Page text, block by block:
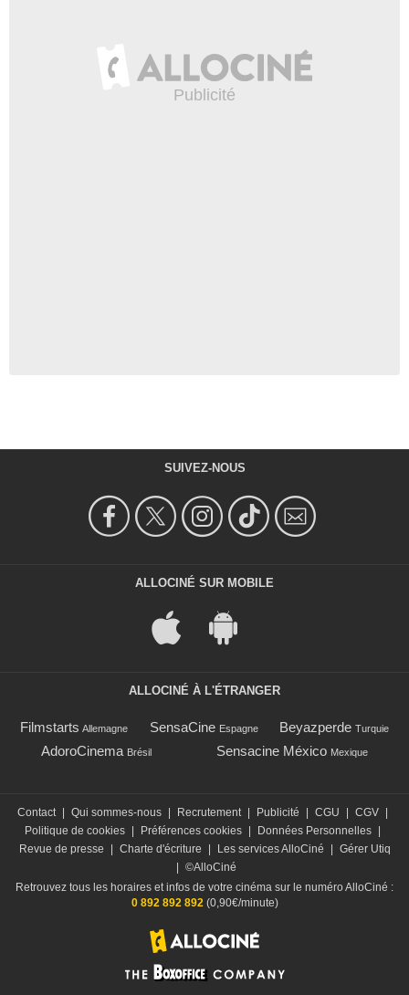
SUIVEZ-NOUS
ALLOCINÉ SUR MOBILE
ALLOCINÉ À L'ÉTRANGER
Filmstarts Allemagne SensaCine Espagne Beyazperde Turquie
AdoroCinema Brésil Sensacine México Mexique
Contact Qui sommes-nous Recrutement Publicité CGU CGV
Politique de cookies
Préférences cookies Données Personnelles
Revue de presse
Charte d'écriture Les services AlloCiné
Gérer Utiq
©AlloCiné
Retrouvez tous les horaires et infos de votre cinéma sur le numéro AlloCiné :
0 892 892 892(0,90€/minute)